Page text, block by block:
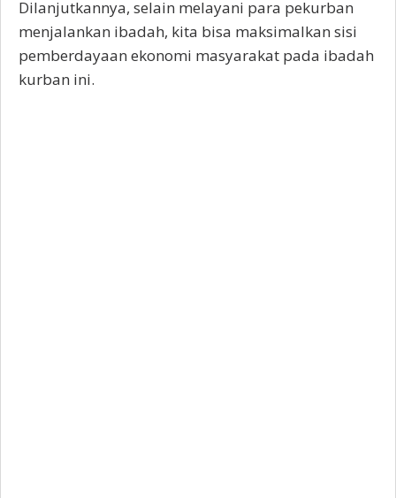
Dilanjutkannya, selain melayani para pekurban
menjalankan ibadah, kita bisa maksimalkan sisi
pemberdayaan ekonomi masyarakat pada ibadah
kurban ini.